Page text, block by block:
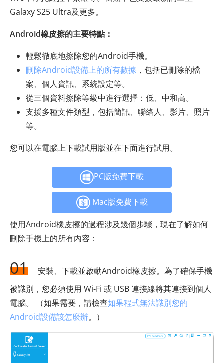
Galaxy S25 Ultra及更多。
Android橡皮擦的主要特點：
輕鬆徹底地擦除您的Android手機。
刪除Android設備上的所有數據 ，包括已刪除的檔
案、個人資訊、系統設定等。
從三個資料擦除等級中進行選擇：低、中和高。
支援多種文件類型，包括簡訊、聯絡人、影片、照片
等。
您可以在電腦上下載試用版並在下面進行試用。
PC版免費下載
Mac版免費下載
使用Android橡皮擦的過程涉及幾個步驟，現在了解如何
刪除手機上的所有內容：
01
安裝、下載並啟動Android橡皮擦。為了確保手機
被識別，您必須使用 Wi-Fi 或 USB 連接線將其連接到個人
電腦。 （如果需要，請檢查如果程式無法識別您的
Android設備該怎麼辦。）